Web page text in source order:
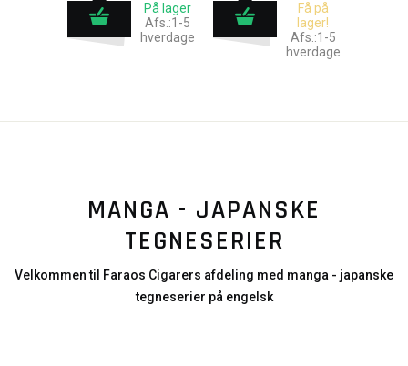
På lager
Afs.:1-5
hverdage
Få på
lager!
Afs.:1-5
hverdage
MANGA - JAPANSKE
TEGNESERIER
Velkommen til Faraos Cigarers afdeling med manga - japanske
tegneserier på engelsk